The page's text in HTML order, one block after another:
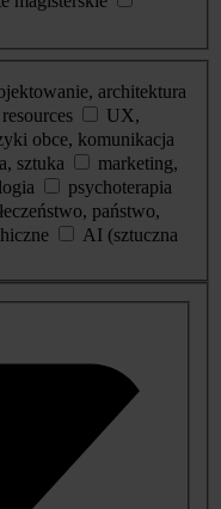
architektura
UX,
obce, komunikacja
sztuka
marketing,
psychoterapia
państwo,
AI (sztuczna